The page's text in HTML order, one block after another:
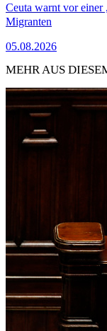
Ceuta warnt vor einer
Migranten
05.08.2026
MEHR AUS